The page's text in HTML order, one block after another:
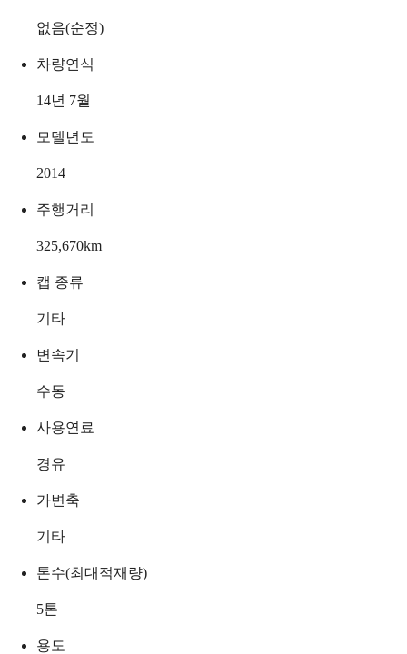
없음(순정)
차량연식
14년 7월
모델년도
2014
주행거리
325,670km
캡 종류
기타
변속기
수동
사용연료
경유
가변축
기타
톤수(최대적재량)
5톤
용도